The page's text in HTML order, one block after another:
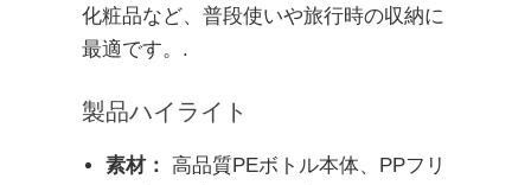
化粧品など、普段使いや旅行時の収納に
最適です。.
製品ハイライト
素材： 高品質PEボトル本体、PPフリ